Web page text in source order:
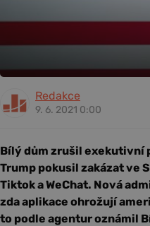
Redakce
9. 6. 2021 0:00
Bílý dům zrušil exekutivní
Trump pokusil zakázat ve
Tiktok a WeChat. Nová
zda aplikace ohrožují
to podle agentur oznámil